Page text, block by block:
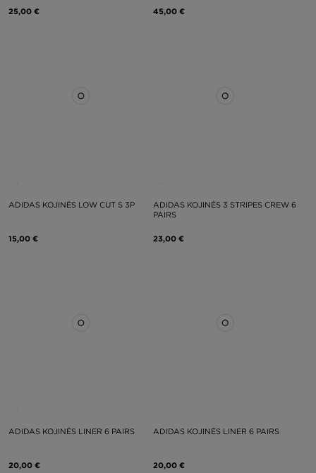
25,00 € 45,00 €
ADIDAS KOJINĖS LOW CUT S 3P
15,00 €
ADIDAS KOJINĖS 3 STRIPES CREW 6
PAIRS
23,00 €
ADIDAS KOJINĖS LINER 6 PAIRS
20,00 €
ADIDAS KOJINĖS LINER 6 PAIRS
20,00 €